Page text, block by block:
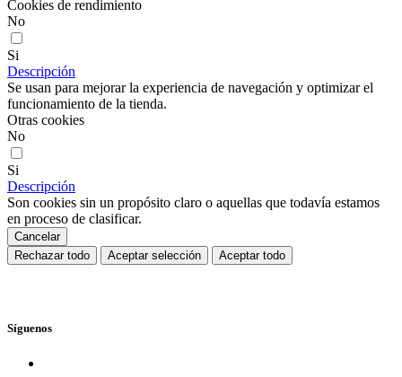
Cookies de rendimiento
No
Si
Descripción
Se usan para mejorar la experiencia de navegación y optimizar el
funcionamiento de la tienda.
Otras cookies
No
Si
Descripción
Son cookies sin un propósito claro o aquellas que todavía estamos
en proceso de clasificar.
Cancelar
Rechazar todo
Aceptar selección Aceptar todo
Síguenos